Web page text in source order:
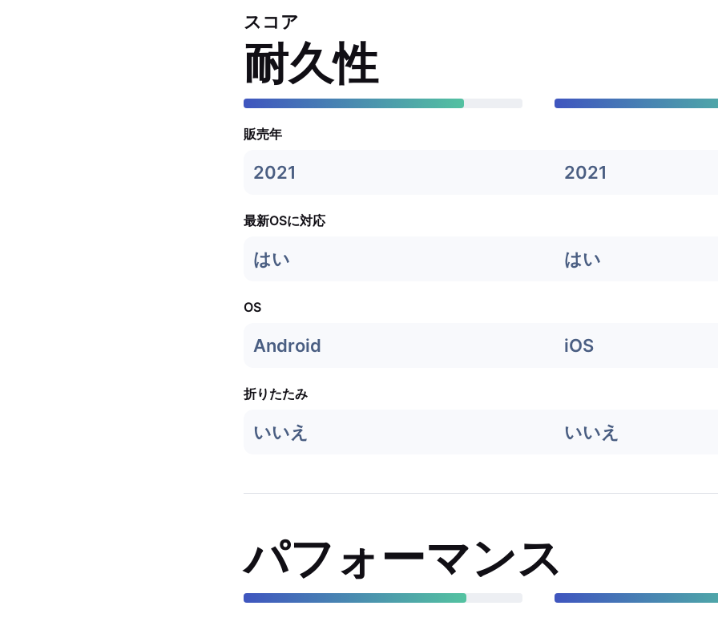
スコア
耐久性
販売年
2021 2021
最新OSに対応
はい はい
OS
Android iOS
折りたたみ
いいえ いいえ
パフォーマンス